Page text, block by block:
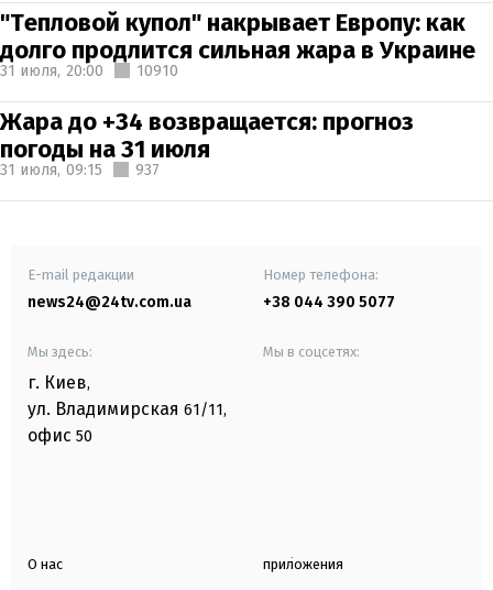
"Тепловой купол" накрывает Европу: как
долго продлится сильная жара в Украине
31 июля, 20:00 10910
Жара до +34 возвращается: прогноз
погоды на 31 июля
31 июля, 09:15 937
E-mail редакции
news24@24tv.com.ua
Номер телефона:
+38 044 390 5077
Мы здесь:
г. Киев,
ул. Владимирская 61/11,
офис 50
Мы в соцсетях:
О нас приложения